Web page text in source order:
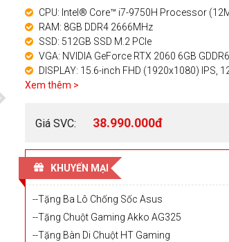
CPU: Intel® Core™ i7-9750H Processor
RAM: 8GB DDR4 2666MHz
SSD: 512GB SSD M.2 PCIe
VGA: NVIDIA GeForce RTX 2060 6GB
DISPLAY: 15.6-inch FHD (1920x1080) IPS,
Xem thêm >
Giá SVC: 38.990.000đ
KHUYẾN MẠI
--Tặng Ba Lô Chống Sốc Asus
--Tặng Chuột Gaming Akko AG325
--Tặng Bàn Di Chuột HT Gaming